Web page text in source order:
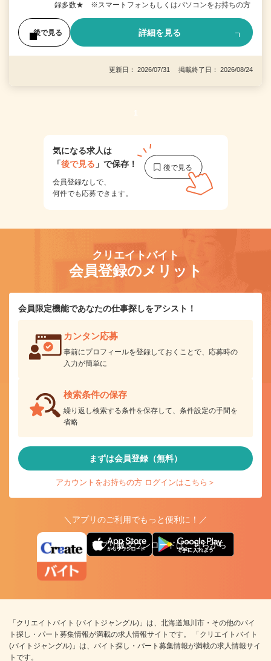
録多数★ ※スマートフォンもしくはパソコンをお持ちの方
後で見る 詳細を見る
更新日： 2026/07/31 掲載終了日： 2026/08/24
1
気になる求人は
「後で見る 」で保存！
会員登録なしで、
何件でも応募できます。
クリエイトバイト
会員登録のメリット
会員限定機能であなたの仕事探しをアシスト！
カンタン応募
事前にプロフィールを登録しておくことで、応募時の
入力が簡単に
検索条件の保存
繰り返し検索する条件を保存して、条件設定の手間を
省略
まずは会員登録（無料）
アカウントをお持ちの方 ログインはこちら＞
＼アプリのご利用でもっと便利に！／
アプリ版ダウンロードはこちらから
「クリエイトバイト (バイトジャングル)」は、北海道旭川市・その他のバイ
ト探し・パート募集情報が満載の求人情報サイトです。 「クリエイトバイト
(バイトジャングル)」は、バイト探し・パート募集情報が満載の求人情報サイ
トです。